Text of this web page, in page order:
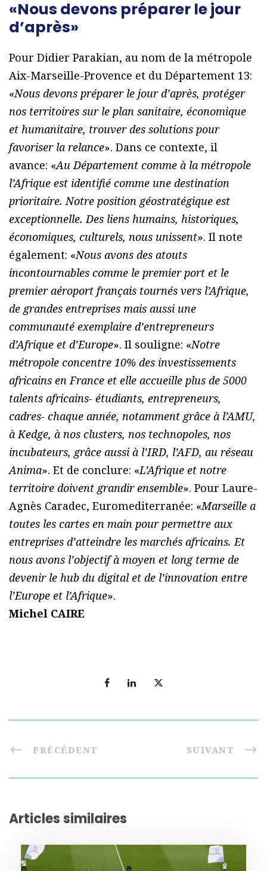
«Nous devons préparer le jour
d’après»
Pour Didier Parakian, au nom de la métropole
Aix-Marseille-Provence et du Département 13:
«Nous devons préparer le jour d’après, protéger
nos territoires sur le plan sanitaire, économique
et humanitaire, trouver des solutions pour
favoriser la relance». Dans ce contexte, il
avance: «Au Département comme à la métropole
l’Afrique est identifié comme une destination
prioritaire. Notre position géostratégique est
exceptionnelle. Des liens humains, historiques,
économiques, culturels, nous unissent». Il note
également: «Nous avons des atouts
incontournables comme le premier port et le
premier aéroport français tournés vers l’Afrique,
de grandes entreprises mais aussi une
communauté exemplaire d’entrepreneurs
d’Afrique et d’Europe». Il souligne: «Notre
métropole concentre 10% des investissements
africains en France et elle accueille plus de 5000
talents africains- étudiants, entrepreneurs,
cadres- chaque année, notamment grâce à l’AMU,
à Kedge, à nos clusters, nos technopoles, nos
incubateurs, grâce aussi à l’IRD, l’AFD, au réseau
Anima». Et de conclure: «L’Afrique et notre
territoire doivent grandir ensemble». Pour Laure-
Agnès Caradec, Euromediterranée: «Marseille a
toutes les cartes en main pour permettre aux
entreprises d’atteindre les marchés africains. Et
nous avons l’objectif à moyen et long terme de
devenir le hub du digital et de l’innovation entre
l’Europe et l’Afrique».
Michel CAIRE
PRÉCÉDENT SUIVANT
Articles similaires